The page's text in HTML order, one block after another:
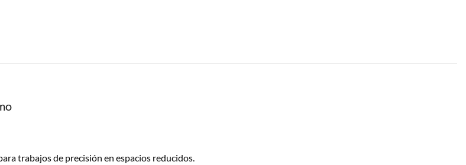
trabajos de precisión en espacios reducidos.